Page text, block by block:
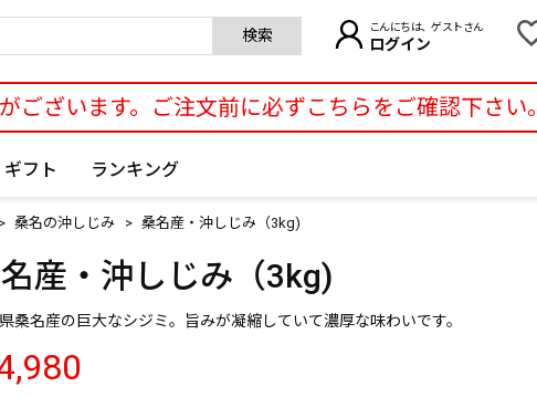
検索 こんにちは、ゲストさん
ログイン
ございます。ご注文前に必ずこちらをご確認下さい。
ギフト ランキング
桑名の沖しじみ 桑名産・沖しじみ（3kg)
産・沖しじみ（3kg)
桑名産の巨大なシジミ。旨みが凝縮していて濃厚な味わいです。